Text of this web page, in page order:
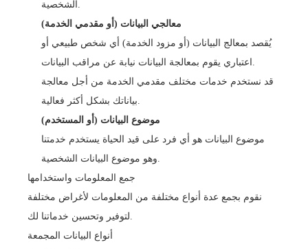
الشخصية.
معالجي البيانات (أو مقدمي الخدمة)
يُقصد بمعالج البيانات (أو مزود الخدمة) أي شخص طبيعي أو
اعتباري يقوم بمعالجة البيانات نيابة عن مراقب البيانات.
قد نستخدم خدمات مختلف مقدمي الخدمة من أجل معالجة
بياناتك بشكل أكثر فعالية.
موضوع البيانات (أو المستخدم)
موضوع البيانات هو أي فرد على قيد الحياة يستخدم خدمتنا
وهو موضوع البيانات الشخصية.
جمع المعلومات واستخدامها
نقوم بجمع عدة أنواع مختلفة من المعلومات لأغراض مختلفة
لتوفير وتحسين خدماتنا لك.
أنواع البيانات المجمعة